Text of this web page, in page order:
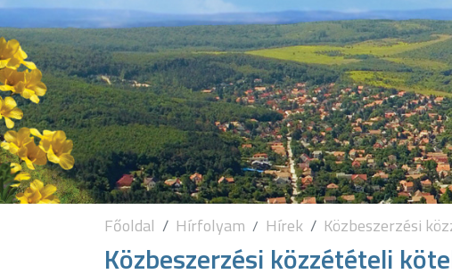
Főoldal Hírfolyam Hírek Közbeszerzési
Közbeszerzési közzétételi